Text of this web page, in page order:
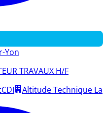
Yon
TRAVAUX H/F
CDI
Altitude Technique La